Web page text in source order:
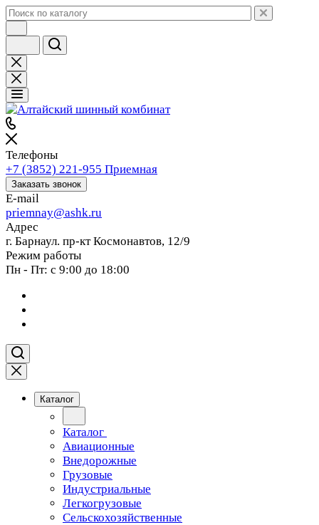
Телефоны
+7 (3852) 221-955 Приемная
Заказать звонок
E-mail
priemnay@ashk.ru
Адрес
г. Барнаул. пр-кт Космонавтов, 12/9
Режим работы
Пн - Пт: с 9:00 до 18:00
Каталог
Каталог
Авиационные
Внедорожные
Грузовые
Индустриальные
Легкогрузовые
Сельскохозяйственные